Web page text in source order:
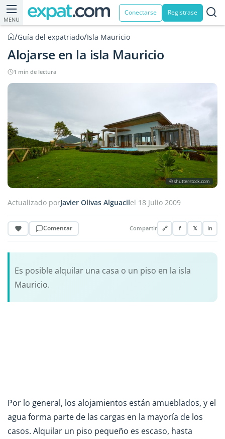
MENU
Conectarse Registrase
/Guía del expatriado/Isla Mauricio
Alojarse en la isla Mauricio
1 min de lectura
© shutterstock.com
Actualizado porJavier Olivas Alguacilel 18 Julio 2009
Comentar Compartir 🔗 f 𝕏 in
Es posible alquilar una casa o un piso en la isla
Mauricio.
Por lo general, los alojamientos están amueblados, y el
agua forma parte de las cargas en la mayoría de los
casos. Alquilar un piso pequeño es escaso, hasta